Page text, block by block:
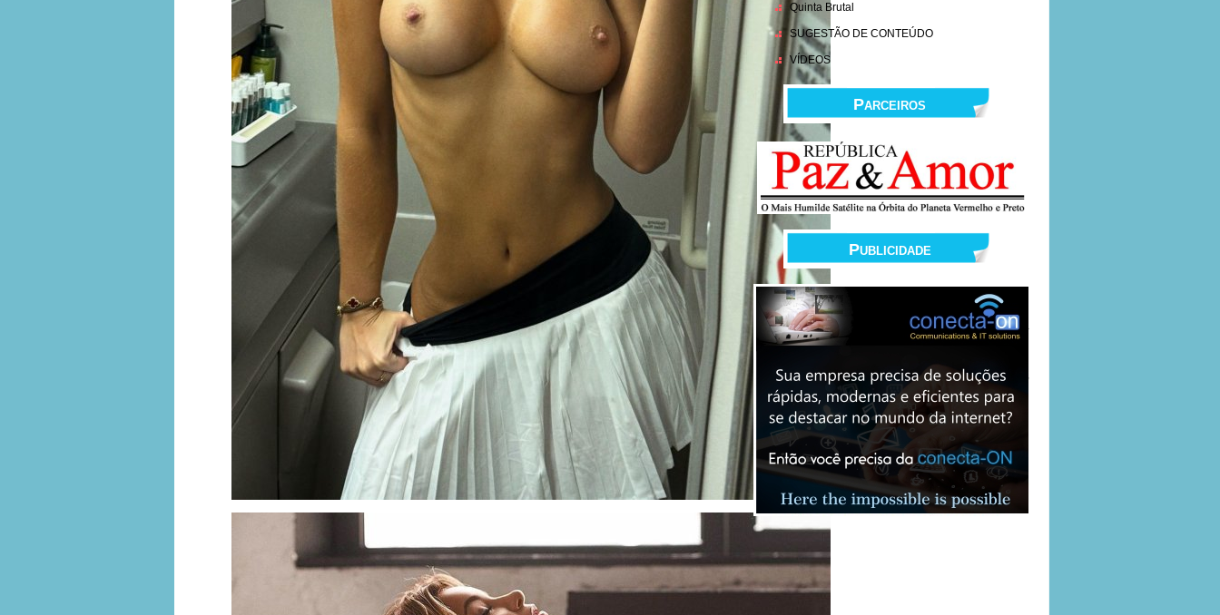
Quinta Brutal
SUGESTÃO DE CONTEÚDO
VÍDEOS
Parceiros
Publicidade